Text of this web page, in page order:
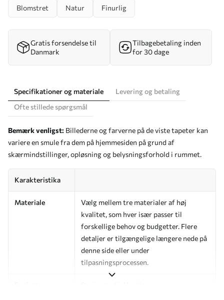
Blomstret Natur Finurlig
Gratis forsendelse til
Danmark
Tilbagebetaling inden
for 30 dage
Specifikationer og materiale
Levering og betaling
Ofte stillede spørgsmål
Bemærk venligst: Billederne og farverne på de viste tapeter kan
variere en smule fra dem på hjemmesiden på grund af
skærmindstillinger, opløsning og belysningsforhold i rummet.
Karakteristika
Materiale
Vælg mellem tre materialer af høj
kvalitet, som hver især passer til
forskellige behov og budgetter. Flere
detaljer er tilgængelige længere nede på
denne side eller under
tilpasningsprocessen.